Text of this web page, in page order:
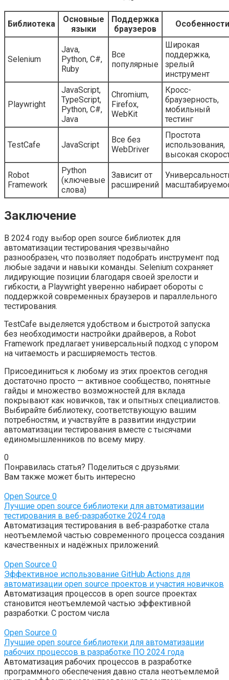
Библиотека
Основные
языки
Поддержка
браузеров
Особенности
Selenium
Java,
Python, C#,
Ruby
Все
популярные
Широкая
поддержка,
зрелый
инструмент
Playwright
JavaScript,
TypeScript,
Python, C#,
Java
Chromium,
Firefox,
WebKit
Кросс-
браузерность,
мобильный
тестинг
TestCafe JavaScript
Все без
WebDriver
Простота
использования,
высокая
Robot
Framework
Python
(ключевые
слова)
Зависит от
расширений
Заключение
В 2024 году выбор open source библиотек для
автоматизации тестирования чрезвычайно
разнообразен, что позволяет подобрать инструмент под
любые задачи и навыки команды. Selenium сохраняет
лидирующие позиции благодаря своей зрелости и
гибкости, а Playwright уверенно набирает обороты с
поддержкой современных браузеров и параллельного
тестирования.
TestCafe выделяется удобством и быстротой запуска
без необходимости настройки драйверов, а Robot
Framework предлагает универсальный подход с упором
на читаемость и расширяемость тестов.
Присоединиться к любому из этих проектов сегодня
достаточно просто — активное сообщество, понятные
гайды и множество возможностей для вклада
покрывают как новичков, так и опытных специалистов.
Выбирайте библиотеку, соответствующую вашим
потребностям, и участвуйте в развитии индустрии
автоматизации тестирования вместе с тысячами
единомышленников по всему миру.
0
Понравилась статья? Поделиться с друзьями:
Вам также может быть интересно
Open Source 0
Лучшие open source библиотеки для автоматизации
тестирования в веб-разработке 2024 года
Автоматизация тестирования в веб-разработке стала
неотъемлемой частью современного процесса создания
качественных и надёжных приложений.
Open Source 0
Эффективное использование GitHub Actions для
автоматизации open source проектов и участия новичков
Автоматизация процессов в open source проектах
становится неотъемлемой частью эффективной
разработки. С ростом числа
Open Source 0
Лучшие open source библиотеки для автоматизации
рабочих процессов в разработке ПО 2024 года
Автоматизация рабочих процессов в разработке
программного обеспечения давно стала неотъемлемой